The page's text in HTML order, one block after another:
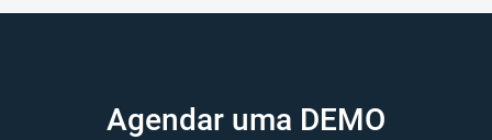
Agendar uma DEMO